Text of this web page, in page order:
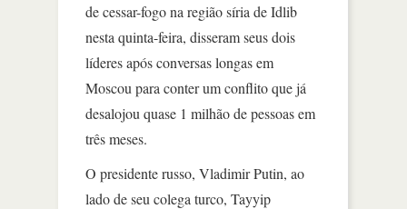
de cessar-fogo na região síria de Idlib
nesta quinta-feira, disseram seus dois
líderes após conversas longas em
Moscou para conter um conflito que já
desalojou quase 1 milhão de pessoas em
três meses.
O presidente russo, Vladimir Putin, ao
lado de seu colega turco, Tayyip